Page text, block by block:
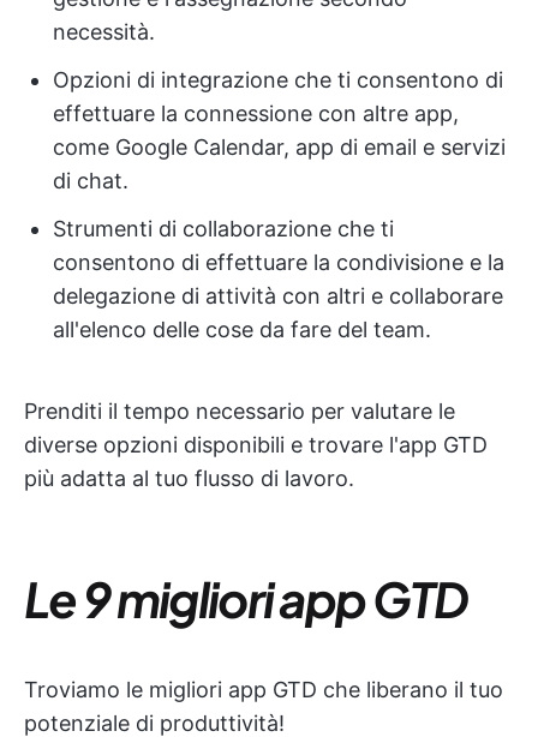
necessità.
Opzioni di integrazione che ti consentono di
effettuare la connessione con altre app,
come Google Calendar, app di email e servizi
di chat.
Strumenti di collaborazione che ti
consentono di effettuare la condivisione e la
delegazione di attività con altri e collaborare
all'elenco delle cose da fare del team.
Prenditi il tempo necessario per valutare le
diverse opzioni disponibili e trovare l'app GTD
più adatta al tuo flusso di lavoro.
Le 9 migliori app GTD
Troviamo le migliori app GTD che liberano il tuo
potenziale di produttività!